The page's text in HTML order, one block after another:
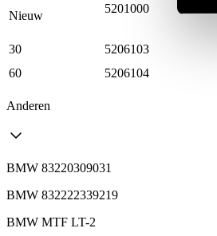
Nieuw
5201000
30 5206103
60
5206104
Anderen
BMW 83220309031
BMW 832222339219
BMW MTF LT-2